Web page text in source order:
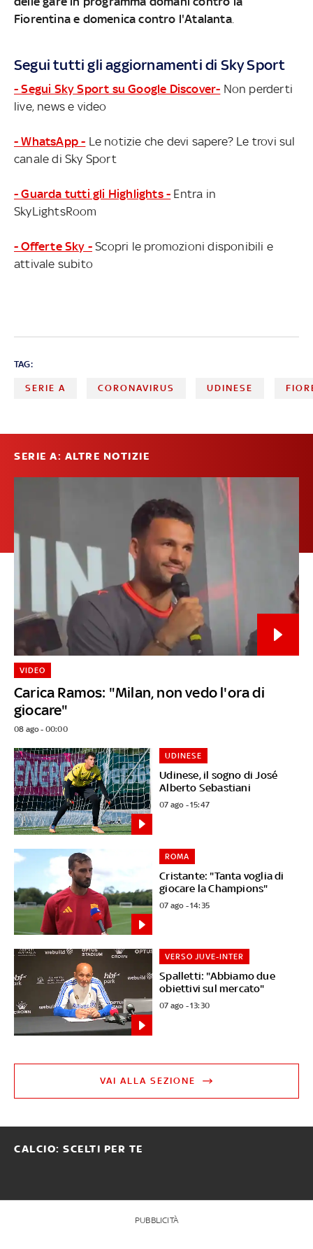
Fiorentina e domenica contro l'Atalanta.
Segui tutti gli aggiornamenti di Sky Sport
- Segui Sky Sport su Google Discover- Non perderti
live, news e video
- WhatsApp - Le notizie che devi sapere? Le trovi sul
canale di Sky Sport
- Guarda tutti gli Highlights - Entra in
SkyLightsRoom
- Offerte Sky - Scopri le promozioni disponibili e
attivale subito
TAG:
SERIE A CORONAVIRUS UDINESE
SERIE A: ALTRE NOTIZIE
Carica Ramos: "Milan, non vedo l'ora di
giocare"
VIDEO
08 ago - 00:00
Udinese, il sogno di José
Alberto Sebastiani
UDINESE
07 ago - 15:47
Cristante: "Tanta voglia di
giocare la Champions"
ROMA
07 ago - 14:35
Spalletti: "Abbiamo due
obiettivi sul mercato"
VERSO JUVE-INTER
07 ago - 13:30
VAI ALLA SEZIONE
CALCIO: SCELTI PER TE
PUBBLICITÀ